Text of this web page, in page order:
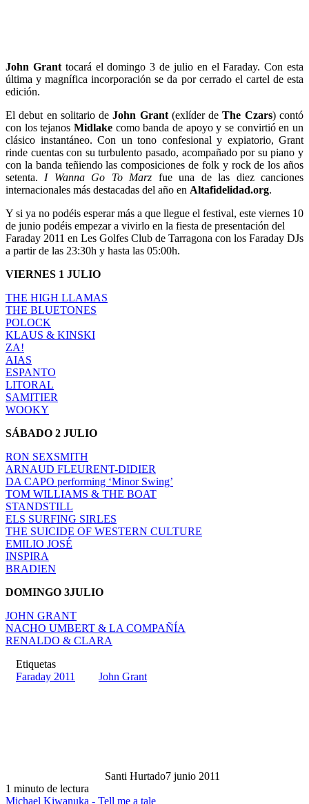
John Granttocará el domingo 3 de julio en el Faraday. Con esta
última y magnífica incorporación se da por cerrado el cartel de esta
edición.
El debut en solitario deJohn Grant(exlíder deThe Czars) contó
con los tejanos Midlake como banda de apoyo y se convirtió en un
clásico instantáneo. Con un tono confesional y expiatorio, Grant
rinde cuentas con su turbulento pasado, acompañado por su piano y
con la banda teñiendo las composiciones de folk y rock de los años
setenta. I Wanna Go To Marz fue una de las diez canciones
internacionales más destacadas del año en Altafidelidad.org.
Y si ya no podéis esperar más a que llegue el festival, este viernes 10
de junio podéis empezar a vivirlo en la fiesta de presentación del
Faraday 2011 en Les Golfes Club de Tarragona con los Faraday DJs
a partir de las 23:30h y hasta las 05:00h.
VIERNES 1 JULIO
THE HIGH LLAMAS
THE BLUETONES
POLOCK
KLAUS & KINSKI
ZA!
AIAS
ESPANTO
LITORAL
SAMITIER
WOOKY
SÁBADO 2 JULIO
RON SEXSMITH
ARNAUD FLEURENT-DIDIER
DA CAPO performing ‘Minor Swing’
TOM WILLIAMS & THE BOAT
STANDSTILL
ELS SURFING SIRLES
THE SUICIDE OF WESTERN CULTURE
EMILIO JOSÉ
INSPIRA
BRADIEN
DOMINGO 3JULIO
JOHN GRANT
NACHO UMBERT & LA COMPAÑÍA
RENALDO & CLARA
Etiquetas
Faraday 2011
John Grant
Santi Hurtado7 junio 2011
1 minuto de lectura
Michael Kiwanuka - Tell me a tale